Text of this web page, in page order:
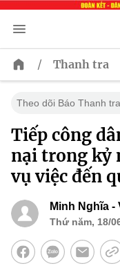
/ Thanh tra
Theo dõi Báo Thanh
Tiếp công
nại trong kỷ
vụ việc đến
Minh Nghĩa -
Thứ năm, 18/